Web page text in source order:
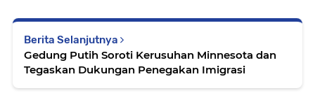
Berita Selanjutnya
Gedung Putih Soroti Kerusuhan Minnesota dan
Tegaskan Dukungan Penegakan Imigrasi